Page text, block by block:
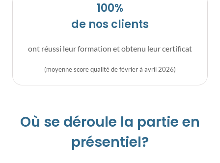
100%
de nos clients
ont réussi leur formation et obtenu leur certificat
(moyenne score qualité de février à avril 2026)
Où se déroule la partie en
présentiel?